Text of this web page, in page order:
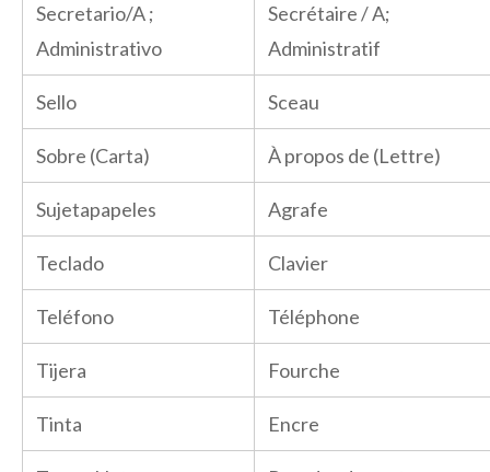
Secretario/A ;
Administrativo
Secrétaire / A;
Administratif
Sello Sceau
Sobre (Carta) À propos de (Lettre)
Sujetapapeles Agrafe
Teclado Clavier
Teléfono Téléphone
Tijera Fourche
Tinta Encre